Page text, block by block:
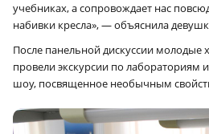
учебниках, а сопровождает нас
набивки кресла», — объяснила
После панельной дискуссии молодые
провели экскурсии по лабораториям
шоу, посвященное необычным